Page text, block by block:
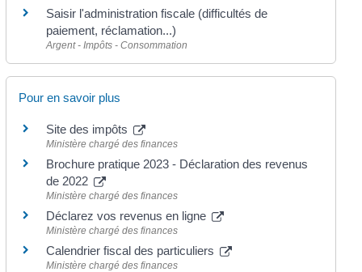
Saisir l'administration fiscale (difficultés de
paiement, réclamation...)
Argent - Impôts - Consommation
Pour en savoir plus
Site des impôts
Ministère chargé des finances
Brochure pratique 2023 - Déclaration des revenus
de 2022
Ministère chargé des finances
Déclarez vos revenus en ligne
Ministère chargé des finances
Calendrier fiscal des particuliers
Ministère chargé des finances